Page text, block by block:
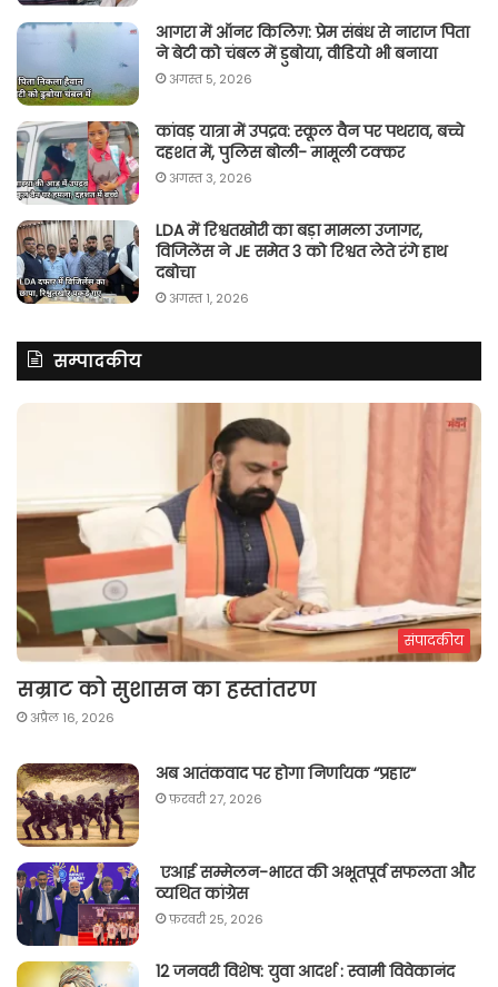
आगरा में ऑनर किलिग़: प्रेम संबंध से नाराज पिता
ने बेटी को चंबल में डुबोया, वीडियो भी बनाया
अगस्त 5, 2026
कांवड़ यात्रा में उपद्रव: स्कूल वैन पर पथराव, बच्चे
दहशत में, पुलिस बोली- मामूली टक्कर
अगस्त 3, 2026
LDA में रिश्वतखोरी का बड़ा मामला उजागर,
विजिलेंस ने JE समेत 3 को रिश्वत लेते रंगे हाथ
दबोचा
अगस्त 1, 2026
सम्पादकीय
संपादकीय
सम्राट को सुशासन का हस्तांतरण
अप्रैल 16, 2026
अब आतंकवाद पर होगा निर्णायक “प्रहार“
फ़रवरी 27, 2026
एआई सम्मेलन-भारत की अभूतपूर्व सफलता और
व्यथित कांग्रेस
फ़रवरी 25, 2026
12 जनवरी विशेष: युवा आदर्श : स्वामी विवेकानंद